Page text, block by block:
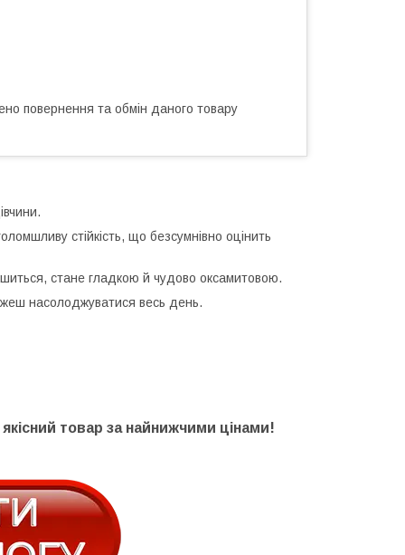
повернення та обмін даного товару
стійкість, що безсумнівно оцінить
стане гладкою й чудово оксамитовою.
насолоджуватися весь день.
товар за найнижчими цінами!